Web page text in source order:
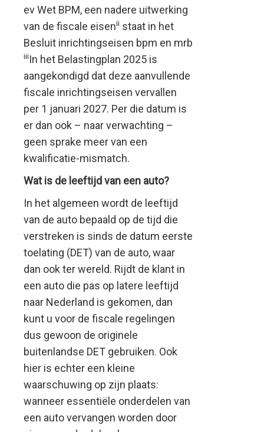
ev Wet BPM, een nadere uitwerking
van de fiscale eisenii staat in het
Besluit inrichtingseisen bpm en mrb
iiiIn het Belastingplan 2025 is
aangekondigd dat deze aanvullende
fiscale inrichtingseisen vervallen
per 1 januari 2027. Per die datum is
er dan ook – naar verwachting –
geen sprake meer van een
kwalificatie-mismatch.
Wat is de leeftijd van een auto?
In het algemeen wordt de leeftijd
van de auto bepaald op de tijd die
verstreken is sinds de datum eerste
toelating (DET) van de auto, waar
dan ook ter wereld. Rijdt de klant in
een auto die pas op latere leeftijd
naar Nederland is gekomen, dan
kunt u voor de fiscale regelingen
dus gewoon de originele
buitenlandse DET gebruiken. Ook
hier is echter een kleine
waarschuwing op zijn plaats:
wanneer essentiële onderdelen van
een auto vervangen worden door